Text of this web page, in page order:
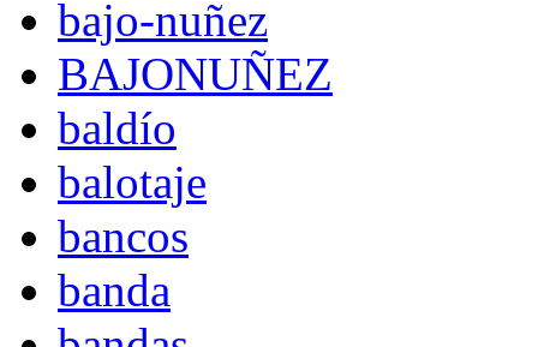
bajo-nuñez
BAJONUÑEZ
baldío
balotaje
bancos
banda